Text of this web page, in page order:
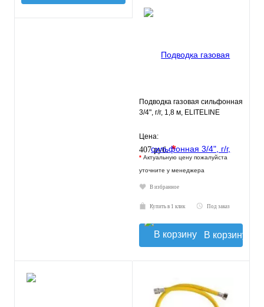
Подводка газовая сильфонная
3/4", г/г, 1,8 м, ELITELINE
Цена:
407 руб.*
* Актуальную цену пожалуйста
уточните у менеджера
В избранное
Купить в 1 клик Под заказ
В корзину